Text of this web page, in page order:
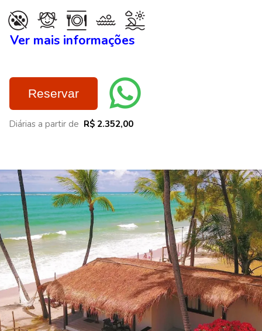
Ver mais informações
Reservar
Diárias a partir de R$ 2.352,00